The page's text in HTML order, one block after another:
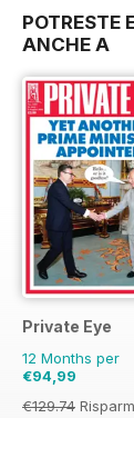
POTRESTE
ANCHE A
Private Eye
12 Months per
€94,99
€129.74